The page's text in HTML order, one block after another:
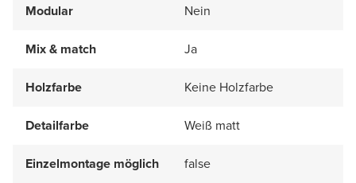
Modular Nein
Mix & match Ja
Holzfarbe Keine Holzfarbe
Detailfarbe Weiß matt
Einzelmontage möglich false